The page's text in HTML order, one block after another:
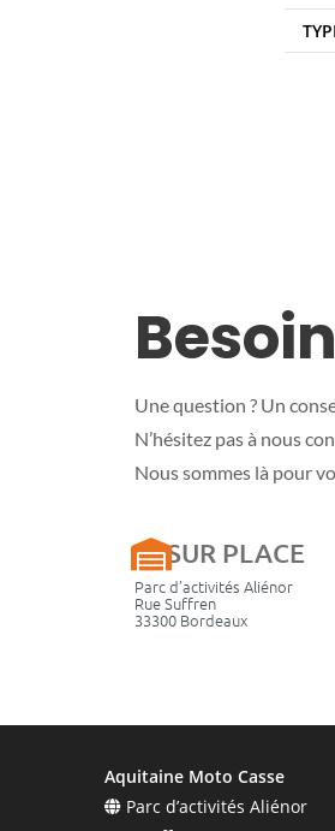
Une question ? Un
N’hésitez pas à nous
Nous sommes là pour
SUR PLACE
Parc d’activités Aliénor
Rue Suffren
33300 Bordeaux
Aquitaine Moto Casse
Parc d’activités Aliénor